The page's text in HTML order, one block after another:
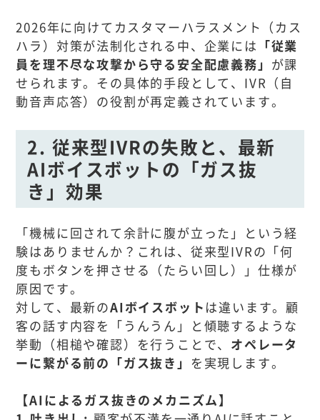
2026年に向けてカスタマーハラスメント（カス
ハラ）対策が法制化される中、企業には 「従業
員を理不尽な攻撃から守る安全配慮義務」 が課
せられます。その具体的手段として、IVR（自
動音声応答）の役割が再定義されています。
2. 従来型IVRの失敗と、最新
AIボイスボットの「ガス抜
き」効果
「機械に回されて余計に腹が立った」という経
験はありませんか？これは、従来型IVRの「何
度もボタンを押させる（たらい回し）」仕様が
原因です。
対して、最新のAIボイスボット は違います。顧
客の話す内容を「うんうん」と傾聴するような
挙動（相槌や確認）を行うことで、 オペレータ
ーに繋がる前の「ガス抜き」 を実現します。
【AIによるガス抜きのメカニズム】